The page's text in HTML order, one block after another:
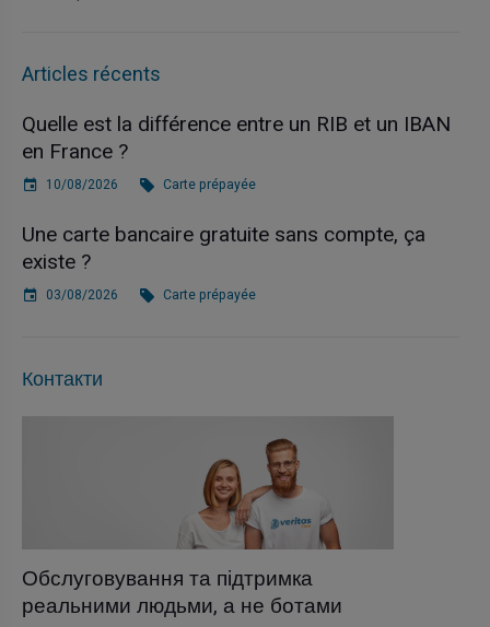
Articles récents
Quelle est la différence entre un RIB et un IBAN
en France ?
10/08/2026 Carte prépayée
Une carte bancaire gratuite sans compte, ça
existe ?
03/08/2026 Carte prépayée
Контакти
Обслуговування та підтримка
реальними людьми, а не ботами